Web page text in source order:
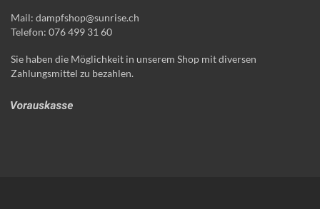
Mail: dampfshop@sunrise.ch
Telefon: 076 499 31 60
Sie haben die Möglichkeit in unserem Shop mit diversen
Zahlungsmittel zu bezahlen.